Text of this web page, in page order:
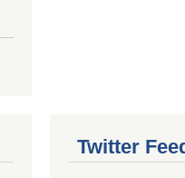
Twitter